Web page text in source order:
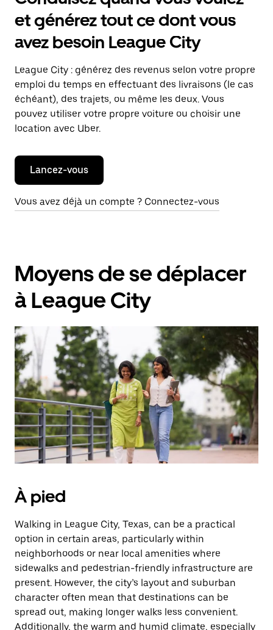
et générez tout ce dont vous
avez besoin League City
League City : générez des revenus selon votre propre
emploi du temps en effectuant des livraisons (le cas
échéant), des trajets, ou même les deux. Vous
pouvez utiliser votre propre voiture ou choisir une
location avec Uber.
Lancez-vous
Vous avez déjà un compte ? Connectez-vous
Moyens de se déplacer
à League City
À pied
Walking in League City, Texas, can be a practical
option in certain areas, particularly within
neighborhoods or near local amenities where
sidewalks and pedestrian-friendly infrastructure are
present. However, the city’s layout and suburban
character often mean that destinations can be
spread out, making longer walks less convenient.
Additionally, the warm and humid climate, especially